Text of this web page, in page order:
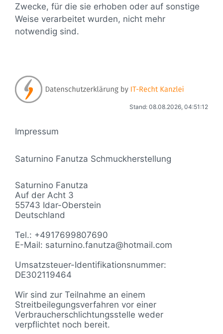
Zwecke, für die sie erhoben oder auf sonstige
Weise verarbeitet wurden, nicht mehr
notwendig sind.
Stand: 08.08.2026, 04:51:12
Impressum
Saturnino Fanutza Schmuckherstellung
Saturnino Fanutza
Auf der Acht 3
55743 Idar-Oberstein
Deutschland
Tel.: +4917699807690
E-Mail: saturnino.fanutza@hotmail.com
Umsatzsteuer-Identifikationsnummer:
DE302119464
Wir sind zur Teilnahme an einem
Streitbeilegungsverfahren vor einer
Verbraucherschlichtungsstelle weder
verpflichtet noch bereit.